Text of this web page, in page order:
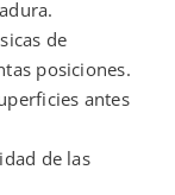
de
posiciones.
antes
de las